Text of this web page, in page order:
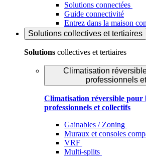
Solutions connectées
Guide connectivité
Entrez dans la maison
Solutions collectives et tertiaires
Solutions collectives et tertiaires
Climatisation
professionnels
Climatisation réversible pour
professionnels et collectifs
Gainables / Zoning
Muraux et consoles
VRF
Multi-splits